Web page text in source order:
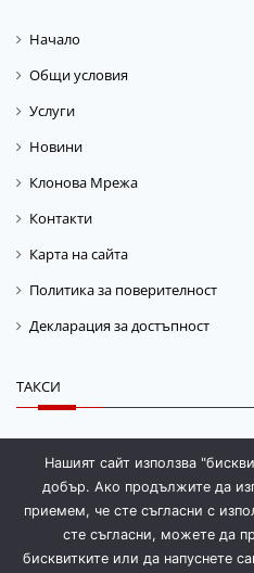
Начало
Общи условия
Услуги
Новини
Клонова Мрежа
Контакти
Карта на сайта
Политика за поверителност
Декларация за достъпност
ТАКСИ
Такса „Гориво“
Такса „Магазинаж“
Нашият сайт използва
добър. Ако продължите да
приемем, че сте съгласни с
сте съгласни, можете да
бисквитките или да напуснете